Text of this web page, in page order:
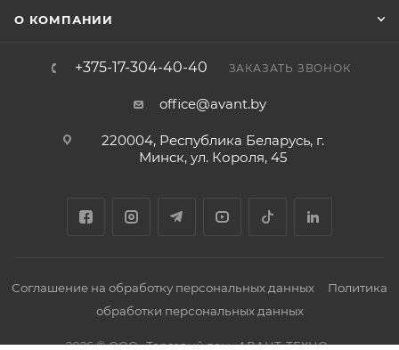
О КОМПАНИИ
+375-17-304-40-40 ЗАКАЗАТЬ ЗВОНОК
office@avant.by
220004, Республика Беларусь, г.
Минск, ул. Короля, 45
Соглашение на обработку персональных данных
Политика
обработки персональных данных
2026 © ООО «Торговый дом «АВАНТ-ТЕХНО»